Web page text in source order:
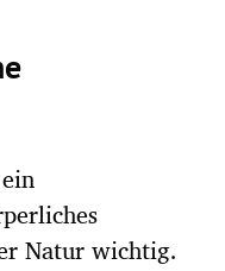
Natur wichtig.